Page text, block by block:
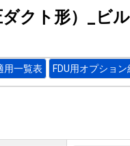
クト形）_ビ
用一覧表 FDU用オプショ